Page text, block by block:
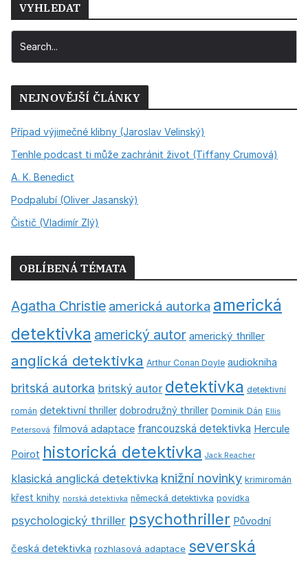
VYHLEDAT
NEJNOVĚJŠÍ ČLÁNKY
Případ výjimečné klibny (Jaroslav Velinský)
Tenhle podcast ti může zachránit život (Tiffany Crumová)
A. K. Benedict
Podpalubí (Oliver Jasanský)
Čistič (Vladimír Zlý)
OBLÍBENÁ TÉMATA
Agatha Christie americká autorka americká
detektivka americký autor americký thriller
anglická detektivka Arthur Conan Doyle audiokniha
britská autorka britský autor detektivka detektivní
román detektivní thriller dobrodružný thriller Dominik Dán Ellis
Petersová filmová adaptace francouzská detektivka Hercule
Poirot historická detektivka Jack Reacher
klasická anglická detektivka knižní novinky krimiromán
křest knihy norská detektivka německá detektivka povídka
psychologický thriller psychothriller Původní
česká detektivka rozhlasová adaptace severská